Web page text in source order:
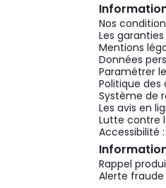
Nos
Les garanties
Mentions
Données
Paramétrer
Politique des
Système de
Les avis en
Lutte contre
Accessibilité
Rappel
Alerte fraude